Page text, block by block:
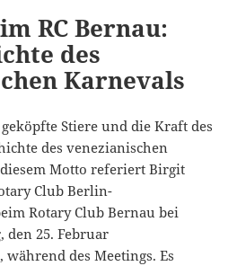
RC Bernau:
des
Karnevals
Stiere und die Kraft des
des venezianischen
Motto referiert Birgit
Club Berlin-
Rotary Club Bernau bei
den 25. Februar
während des Meetings. Es